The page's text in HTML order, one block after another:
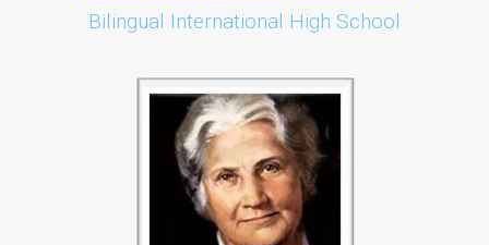
Bilingual International High School